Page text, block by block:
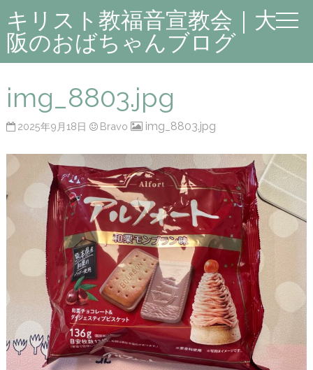
キリスト教福音宣教会｜大
阪のおばちゃんブログ
img_8803.jpg
2025年9月18日 Bravo img_8803.jpg